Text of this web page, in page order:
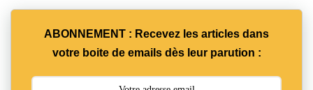
ABONNEMENT : Recevez les articles dans
votre boite de emails dès leur parution :